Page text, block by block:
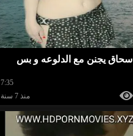
سحاق يجنن مع الدلوعه و بس
7:35
منذ 7 سنة